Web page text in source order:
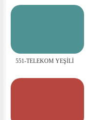
551-TELEKOM YEŞİLİ